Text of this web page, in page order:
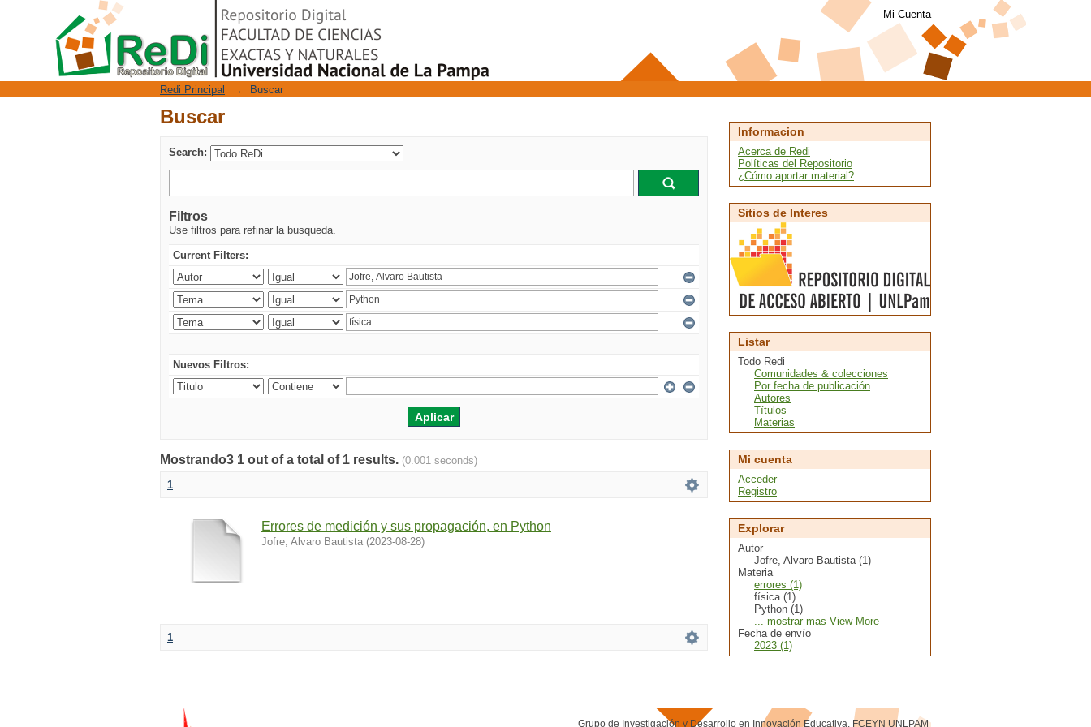
Buscar
Repositorio Digital Mi Cuenta
Redi Principal → Buscar
Buscar
Search:
Filtros
Use filtros para refinar la busqueda.
Current Filters:
Nuevos Filtros:
Mostrando3 1 out of a total of 1 results. (0.001 seconds)
1
Errores de medición y sus propagación, en Python
Jofre, Alvaro Bautista (2023-08-28)
1
Informacion
Acerca de Redi
Políticas del Repositorio
¿Cómo aportar material?
Sitios de Interes
Listar
Todo Redi
Comunidades & colecciones
Por fecha de publicación
Autores
Títulos
Materias
Mi cuenta
Acceder
Registro
Explorar
Autor
Jofre, Alvaro Bautista (1)
Materia
errores (1)
física (1)
Python (1)
... mostrar mas View More
Fecha de envío
2023 (1)
Grupo de Investigación y Desarrollo en Innovación Educativa. FCEYN UNLPAM